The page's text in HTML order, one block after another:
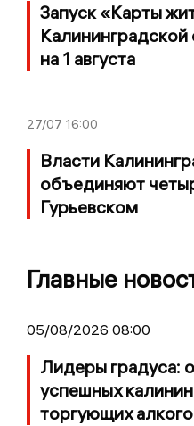
Запуск «Карты
на 1 августа
27/07 16:00
Власти
объединяют
Гурьевском
Главные
05/08/2026 08:00
Лидеры градуса:
успешных
торгующих